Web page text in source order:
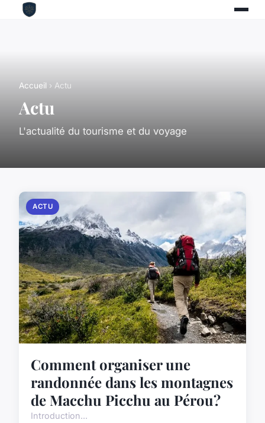
Accueil › Actu
Actu
L'actualité du tourisme et du voyage
ACTU
Comment organiser une
randonnée dans les montagnes
de Macchu Picchu au Pérou?
Introduction...